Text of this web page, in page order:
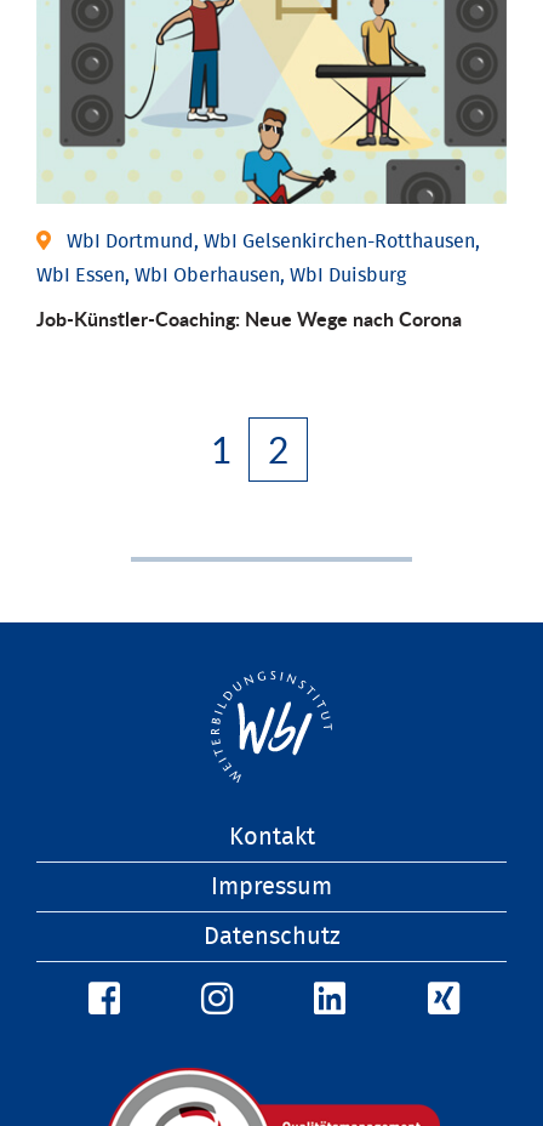
WbI Dortmund, WbI Gelsenkirchen-Rotthausen,
WbI Essen, WbI Oberhausen, WbI Duisburg
Job-Künstler-Coaching: Neue Wege nach Corona
1 2
Kontakt
Impressum
Datenschutz